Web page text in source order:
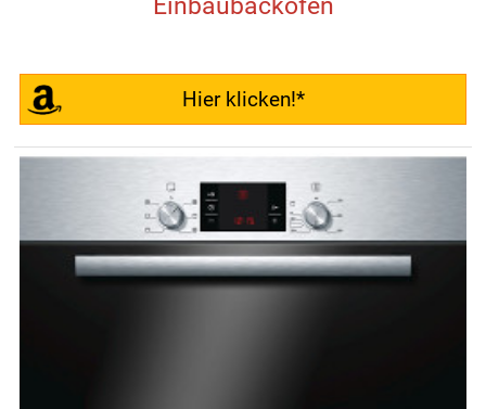
Einbaubackofen
Hier klicken!*